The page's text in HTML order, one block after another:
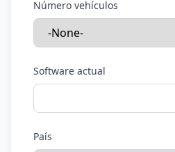
Número vehículos
Software actual
País